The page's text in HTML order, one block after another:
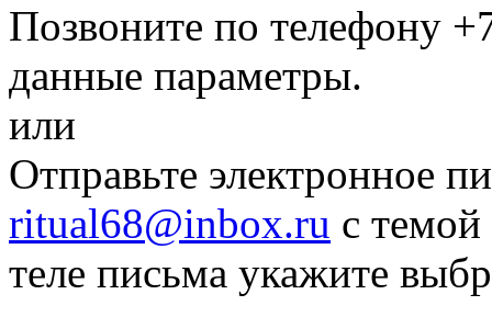
Позвоните по телефону
данные параметры.
или
Отправьте электронное
ritual68@inbox.ru с
теле письма укажите